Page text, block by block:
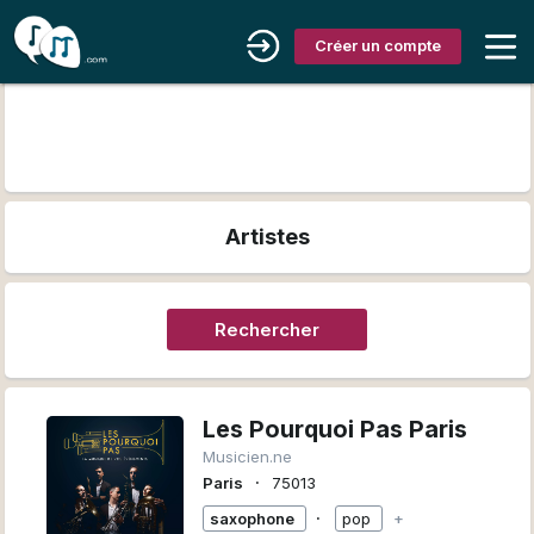
Créer un compte
Artistes
Rechercher
Les Pourquoi Pas Paris
Musicien.ne
Paris
∙
75013
saxophone
∙ pop +